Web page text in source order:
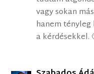
vagy sokan
hanem
a kérdésekkel.